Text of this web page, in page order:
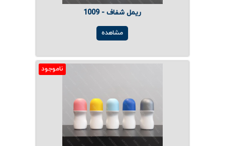
ریمل شفاف - 1009
مشاهده
ناموجود